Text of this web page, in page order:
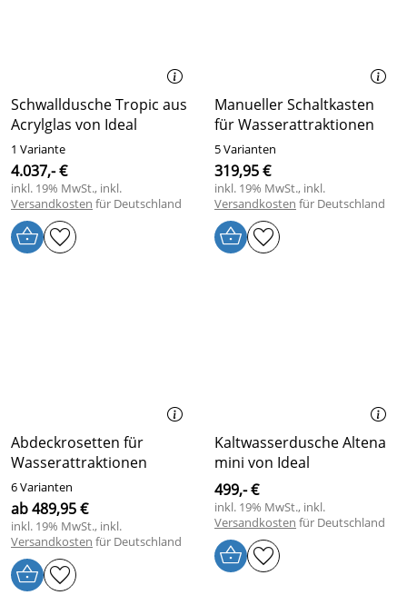
Schwalldusche Tropic aus
Acrylglas von Ideal
1 Variante
4.037,- €
inkl. 19% MwSt., inkl.
Versandkosten für Deutschland
Manueller Schaltkasten
für Wasserattraktionen
5 Varianten
319,95 €
inkl. 19% MwSt., inkl.
Versandkosten für Deutschland
Abdeckrosetten für
Wasserattraktionen
6 Varianten
ab 489,95 €
inkl. 19% MwSt., inkl.
Versandkosten für Deutschland
Kaltwasserdusche Altena
mini von Ideal
499,- €
inkl. 19% MwSt., inkl.
Versandkosten für Deutschland